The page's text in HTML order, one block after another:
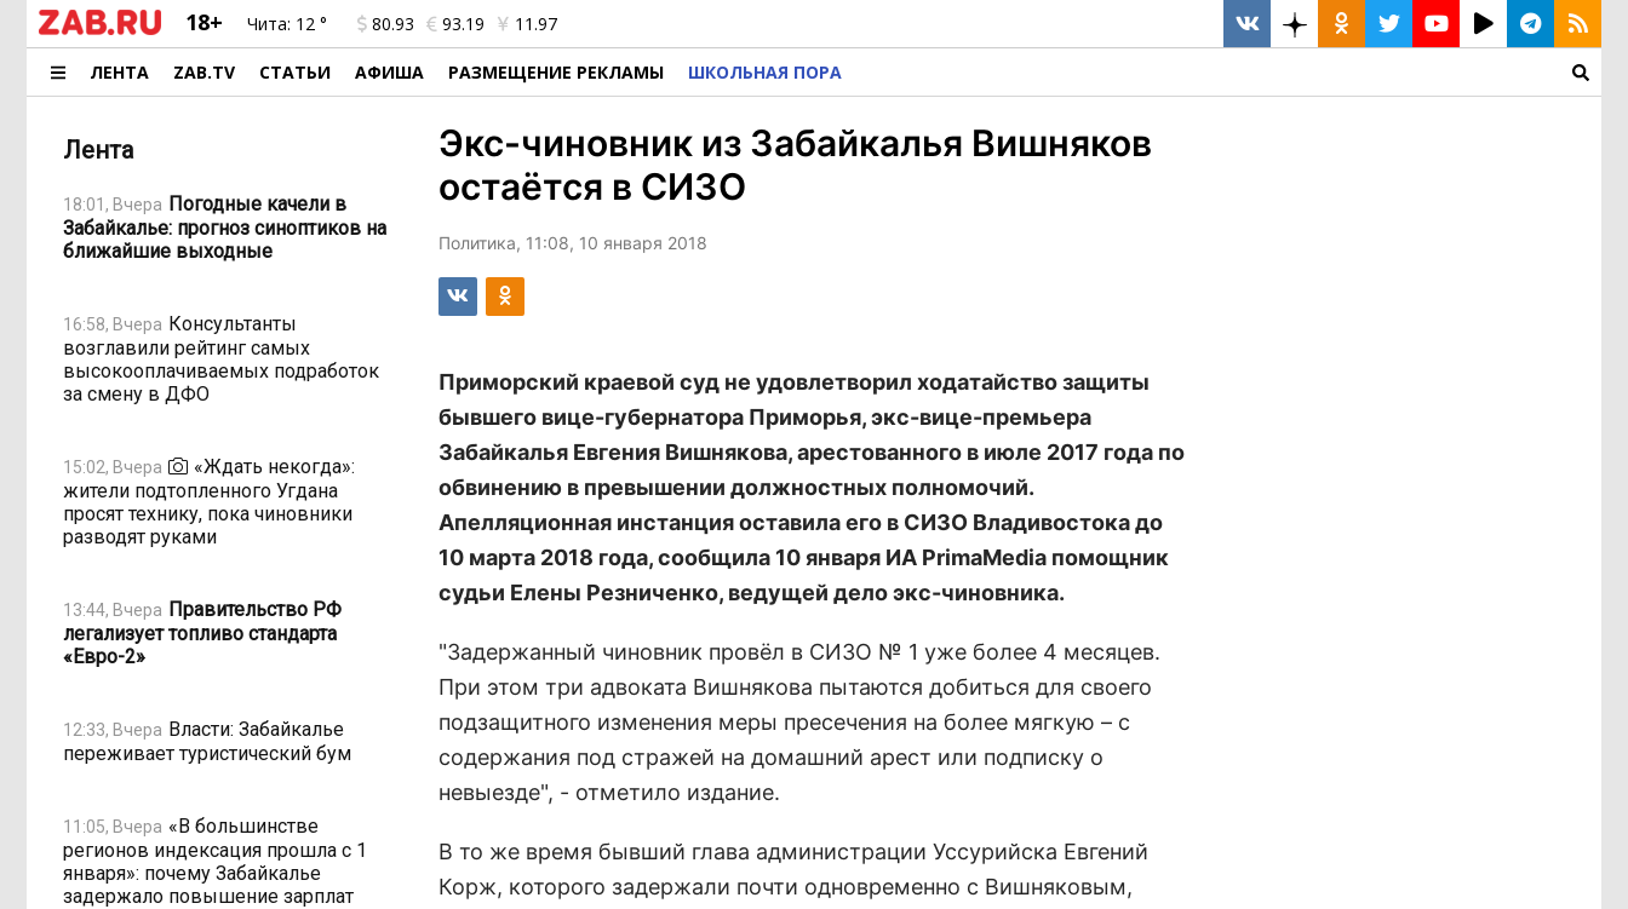
18+ Чита: 12 ° 80.93 93.19 11.97
ЛЕНТА ZAB.TV СТАТЬИ АФИША РАЗМЕЩЕНИЕ РЕКЛАМЫ ШКОЛЬНАЯ ПОРА
Лента
18:01, Вчера Погодные качели в
Забайкалье: прогноз синоптиков на
ближайшие выходные
16:58, Вчера Консультанты
возглавили рейтинг самых
высокооплачиваемых подработок
за смену в ДФО
15:02, Вчера
«Ждать некогда»:
жители подтопленного Угдана
просят технику, пока чиновники
разводят руками
13:44, Вчера Правительство РФ
легализует топливо стандарта
«Евро-2»
12:33, Вчера Власти: Забайкалье
переживает туристический бум
11:05, Вчера «В большинстве
регионов индексация прошла с 1
января»: почему Забайкалье
задержало повышение зарплат
Экс-чиновник из Забайкалья Вишняков
остаётся в СИЗО
Политика, 11:08, 10 января 2018
Приморский краевой суд не удовлетворил ходатайство защиты
бывшего вице-губернатора Приморья, экс-вице-премьера
Забайкалья Евгения Вишнякова, арестованного в июле 2017 года по
обвинению в превышении должностных полномочий.
Апелляционная инстанция оставила его в СИЗО Владивостока до
10 марта 2018 года, сообщила 10 января ИА PrimaMedia помощник
судьи Елены Резниченко, ведущей дело экс-чиновника.
"Задержанный чиновник провёл в СИЗО № 1 уже более 4 месяцев.
При этом три адвоката Вишнякова пытаются добиться для своего
подзащитного изменения меры пресечения на более мягкую – с
содержания под стражей на домашний арест или подписку о
невыезде", - отметило издание.
В то же время бывший глава администрации Уссурийска Евгений
Корж, которого задержали почти одновременно с Вишняковым,